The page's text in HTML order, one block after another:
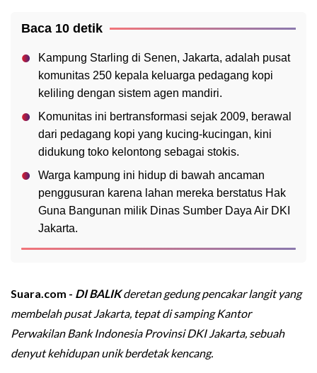
Baca 10 detik
Kampung Starling di Senen, Jakarta, adalah pusat
komunitas 250 kepala keluarga pedagang kopi
keliling dengan sistem agen mandiri.
Komunitas ini bertransformasi sejak 2009, berawal
dari pedagang kopi yang kucing-kucingan, kini
didukung toko kelontong sebagai stokis.
Warga kampung ini hidup di bawah ancaman
penggusuran karena lahan mereka berstatus Hak
Guna Bangunan milik Dinas Sumber Daya Air DKI
Jakarta.
Suara.com - DI BALIKderetan gedung pencakar langit yang
membelah pusat Jakarta, tepat di samping Kantor
Perwakilan Bank Indonesia Provinsi DKI Jakarta, sebuah
denyut kehidupan unik berdetak kencang.